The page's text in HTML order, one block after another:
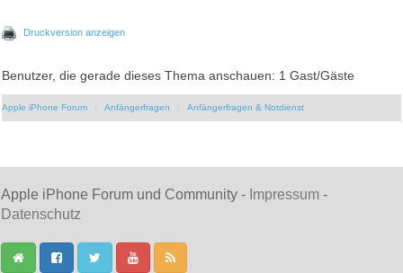
Druckversion anzeigen
Benutzer, die gerade dieses Thema anschauen: 1 Gast/Gäste
Apple iPhone Forum Anfängerfragen Anfängerfragen & Notdienst
Apple iPhone Forum und Community - Impressum -
Datenschutz